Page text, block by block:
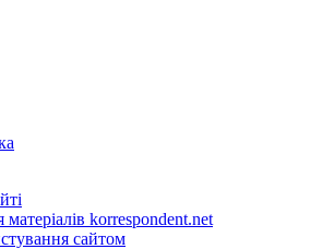
korrespondent.net
сайтом